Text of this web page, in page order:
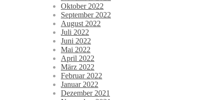
Oktober 2022
September 2022
August 2022
Juli 2022
Juni 2022
Mai 2022
April 2022
März 2022
Februar 2022
Januar 2022
Dezember 2021